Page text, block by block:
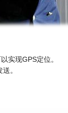
实现GPS定位。
。